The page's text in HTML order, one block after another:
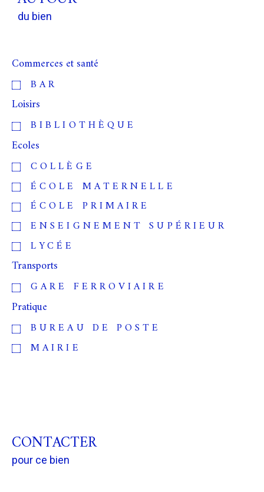
du bien
Commerces et santé
BAR
Loisirs
BIBLIOTHÈQUE
Ecoles
COLLÈGE
ÉCOLE MATERNELLE
ÉCOLE PRIMAIRE
ENSEIGNEMENT SUPÉRIEUR
LYCÉE
Transports
GARE FERROVIAIRE
Pratique
BUREAU DE POSTE
MAIRIE
CONTACTER
pour ce bien